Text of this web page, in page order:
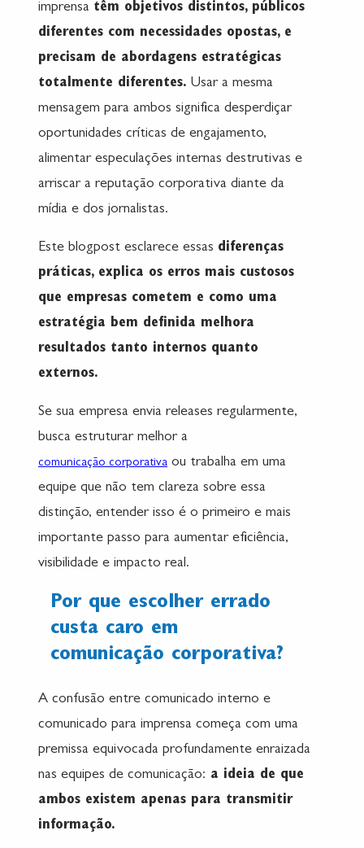
imprensa têm objetivos distintos, públicos
diferentes com necessidades opostas, e
precisam de abordagens estratégicas
totalmente diferentes. Usar a mesma
mensagem para ambos significa desperdiçar
oportunidades críticas de engajamento,
alimentar especulações internas destrutivas e
arriscar a reputação corporativa diante da
mídia e dos jornalistas.
Este blogpost esclarece essas diferenças
práticas, explica os erros mais custosos
que empresas cometem e como uma
estratégia bem definida melhora
resultados tanto internos quanto
externos.
Se sua empresa envia releases regularmente,
busca estruturar melhor a
comunicação corporativa ou trabalha em uma
equipe que não tem clareza sobre essa
distinção, entender isso é o primeiro e mais
importante passo para aumentar eficiência,
visibilidade e impacto real.
Por que escolher errado
custa caro em
comunicação corporativa?
A confusão entre comunicado interno e
comunicado para imprensa começa com uma
premissa equivocada profundamente enraizada
nas equipes de comunicação: a ideia de que
ambos existem apenas para transmitir
informação.